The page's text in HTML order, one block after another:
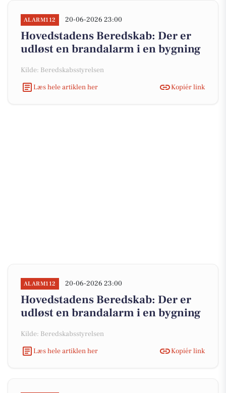
ALARM112 20-06-2026 23:00
Hovedstadens Beredskab: Der er
udløst en brandalarm i en bygning
Kilde: Beredskabsstyrelsen
Læs hele artiklen her
Kopiér link
ALARM112 20-06-2026 23:00
Hovedstadens Beredskab: Der er
udløst en brandalarm i en bygning
Kilde: Beredskabsstyrelsen
Læs hele artiklen her
Kopiér link